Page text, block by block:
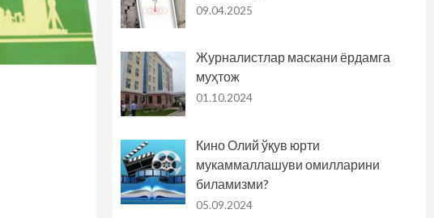
09.04.2025
Журналистлар маскани ёрдамга
муҳтож
01.10.2024
Кино Олий ўқув юрти
мукаммаллашуви омилларини
биламизми?
05.09.2024